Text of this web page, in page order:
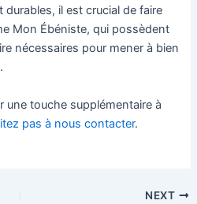
il est crucial de faire
Mon Ébéniste, qui possèdent
nécessaires pour mener à bien
une touche supplémentaire à
pas à nous contacter.
NEXT